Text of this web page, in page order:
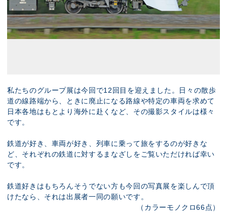
私たちのグループ展は今回で12回目を迎えました。日々の散歩
道の線路端から、ときに廃止になる路線や特定の車両を求めて
日本各地はもとより海外に赴くなど、その撮影スタイルは様々
です。
鉄道が好き、車両が好き、列車に乗って旅をするのが好きな
ど、それぞれの鉄道に対するまなざしをご覧いただければ幸い
です。
鉄道好きはもちろんそうでない方も今回の写真展を楽しんで頂
けたなら、それは出展者一同の願いです。
（カラーモノクロ66点）